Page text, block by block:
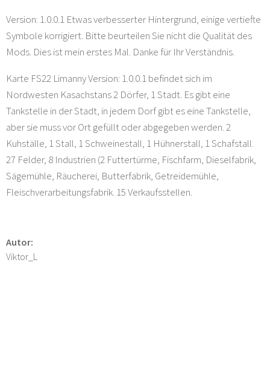
Version: 1.0.0.1 Etwas verbesserter Hintergrund, einige vertiefte
Symbole korrigiert. Bitte beurteilen Sie nicht die Qualität des
Mods. Dies ist mein erstes Mal. Danke für Ihr Verständnis.
Karte FS22 Limanny Version: 1.0.0.1 befindet sich im
Nordwesten Kasachstans 2 Dörfer, 1 Stadt. Es gibt eine
Tankstelle in der Stadt, in jedem Dorf gibt es eine Tankstelle,
aber sie muss vor Ort gefüllt oder abgegeben werden. 2
Kuhställe, 1 Stall, 1 Schweinestall, 1 Hühnerstall, 1 Schafstall.
27 Felder, 8 Industrien (2 Futtertürme, Fischfarm, Dieselfabrik,
Sägemühle, Räucherei, Butterfabrik, Getreidemühle,
Fleischverarbeitungsfabrik. 15 Verkaufsstellen.
Autor:
Viktor_L